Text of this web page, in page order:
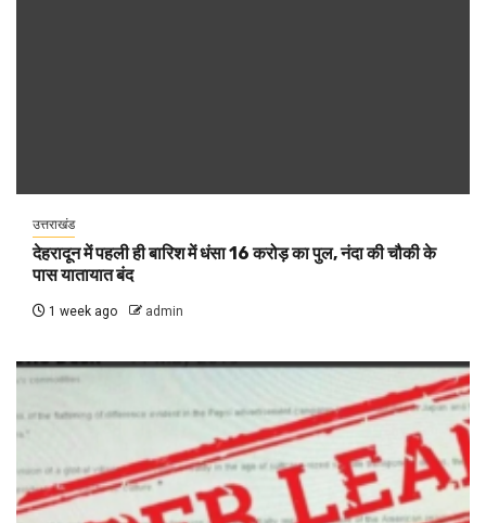
उत्तराखंड
देहरादून में पहली ही बारिश में धंसा 16 करोड़ का पुल, नंदा की चौकी के
पास यातायात बंद
1 week ago admin